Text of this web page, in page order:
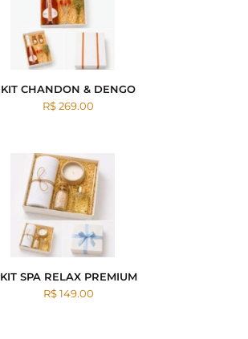
KIT CHANDON & DENGO
R$ 269.00
KIT SPA RELAX PREMIUM
R$ 149.00